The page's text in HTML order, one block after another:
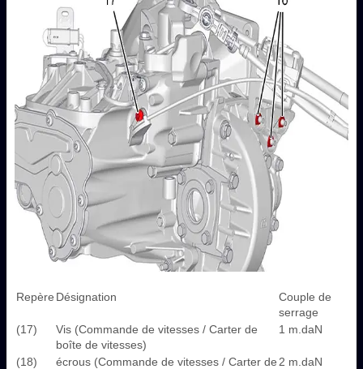
Repère Désignation
Couple de
serrage
(17)
Vis (Commande de vitesses / Carter de
boîte de vitesses)
1 m.daN
(18)
écrous (Commande de vitesses / Carter de 2 m.daN